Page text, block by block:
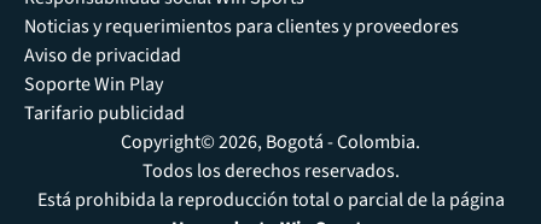
Noticias y requerimientos para clientes y proveedores
Aviso de privacidad
Soporte Win Play
Tarifario publicidad
Copyright© 2026, Bogotá - Colombia.
Todos los derechos reservados.
Está prohibida la reproducción total o parcial de la página